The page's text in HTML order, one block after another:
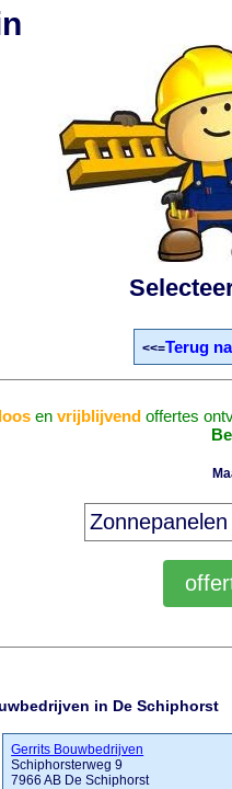
<<=Terug
en vrijblijvendoffertes
in De Schiphorst
Gerrits Bouwbedrijven
Schiphorsterweg 9
7966 AB De Schiphorst